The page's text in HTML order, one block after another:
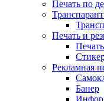
Печать по
Печать и
Рекламная
Банер